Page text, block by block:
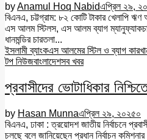
byAnamul Hoq Nabidএপ্রিল ২৯,
বিএনএ, চট্টগ্রাম: ৮২ কোটি টাকার খেলাপি
এস আলম স্টিলস, এস আলম ব্যাগ
ধানমন্ডির চারতলা...
ইসলামী ব্যাংকএস আলমের স্টিল ও ব্যাগ
টপ নিউজবাংলাদেশসব খবর
প্রবাসীদের ভোটাধিকার
by Hasan Munnaএপ্রিল ২৯, ২০২৫০
বিএনএ, ঢাকা : ত্রয়োদশ জাতীয় নির্বাচনে
চলছে বলে জানিয়েছেন প্রধান নির্বাচন